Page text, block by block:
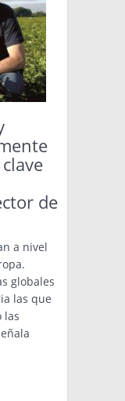
de
a nivel
globales
las que
las